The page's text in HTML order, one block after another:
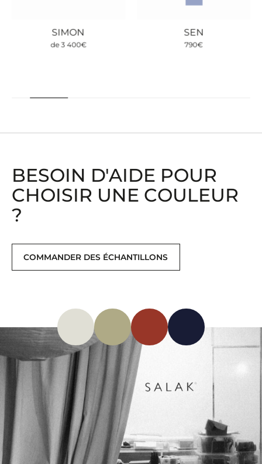
SIMON
de3 400€
SEN
790€
BESOIN D'AIDE POUR
CHOISIR UNE COULEUR
?
COMMANDER DES ÉCHANTILLONS